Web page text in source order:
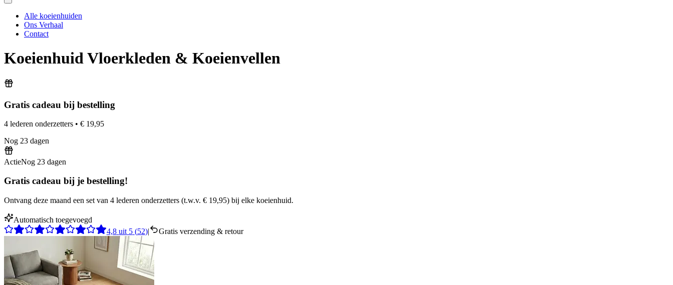
Alle koeienhuiden
Ons Verhaal
Contact
Koeienhuid Vloerkleden & Koeienvellen
Gratis cadeau bij bestelling
4 lederen onderzetters • € 19,95
Nog 23 dagen
ActieNog 23 dagen
Gratis cadeau bij je bestelling!
Ontvang deze maand een set van 4 lederen onderzetters (t.w.v. € 19,95) bij elke koeienhuid.
Automatisch toegevoegd
4,8 uit5 (52)| Gratis verzending & retour